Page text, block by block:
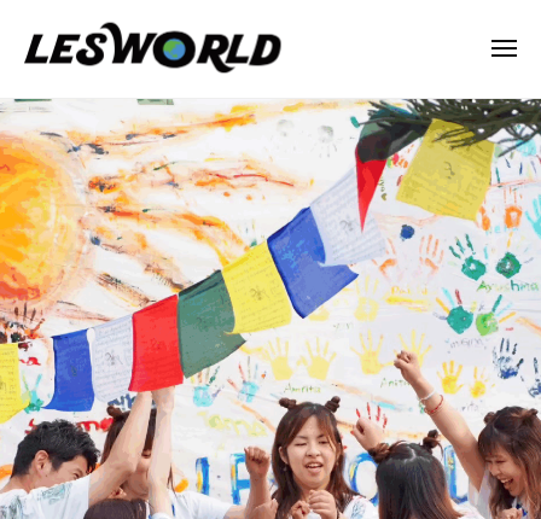
ン
ツ
へ
ス
キ
ッ
プ
N
P
O
法
人
L
E
S
W
O
R
L
D
メ
ー
COTS
–
ネ
パ
ー
ル
2025
年
10
月
日
by
P
O
人
L
E
S
W
O
R
L
D